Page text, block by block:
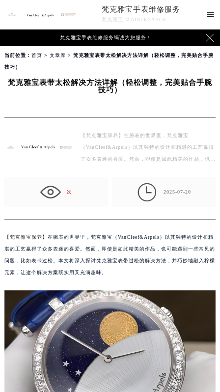
梵克雅宝手表维修服务
梵克雅宝 MAINTENANCE

梵克雅宝手表维修服务竭诚为您服务！ 
当前位置： 首页 > 文章库 > 梵克雅宝表带太松解决方法详解（轻松调整，完美贴合手腕
技巧）
梵克雅宝表带太松解决方法详解（轻松调整，完美贴合手腕
技巧）
【梵克雅宝保养】在腕表的世界里，梵克雅宝
（VanCleef&Arpels）以其独特的设计和精湛的工艺赢得
了众多表迷的喜爱。然而，即使是如此精美的作品，也可
次  2025-07-20
【梵克雅宝保养】在腕表的世界里，梵克雅宝（VanCleef&Arpels）以其独特的设计和精
湛的工艺赢得了众多表迷的喜爱。然而，即使是如此精美的作品，也可能遇到一些常见的
问题，比如表带过松。本文将深入探讨梵克雅宝表带过松的解决方法，并巧妙地融入柠檬
元素，让这个解决方案既实用又充满趣味。